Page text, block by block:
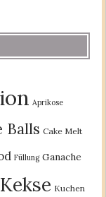
Aprikose
Balls Cake Melt
Füllung Ganache
Kekse Kuchen